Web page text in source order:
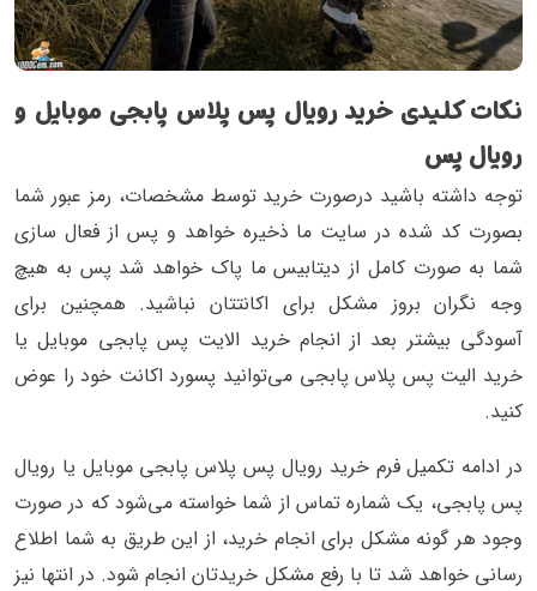
نکات کلیدی خرید رویال پس پلاس پابجی موبایل و
رویال پس
توجه داشته باشید درصورت خرید توسط مشخصات، رمز عبور شما
بصورت کد شده در سایت ما ذخیره خواهد و پس از فعال سازی
شما به صورت کامل از دیتابیس ما پاک خواهد شد پس به هیچ
وجه نگران بروز مشکل برای اکانتتان نباشید. همچنین برای
آسودگی بیشتر بعد از انجام خرید الایت پس پابجی موبایل یا
خرید الیت پس پلاس پابجی می‌توانید پسورد اکانت خود را عوض
کنید.
در ادامه تکمیل فرم خرید رویال پس پلاس پابجی موبایل یا رویال
پس پابجی، یک شماره تماس از شما خواسته می‌شود که در صورت
وجود هر گونه مشکل برای انجام خرید، از این طریق به شما اطلاع
رسانی خواهد شد تا با رفع مشکل خریدتان انجام شود. در انتها نیز